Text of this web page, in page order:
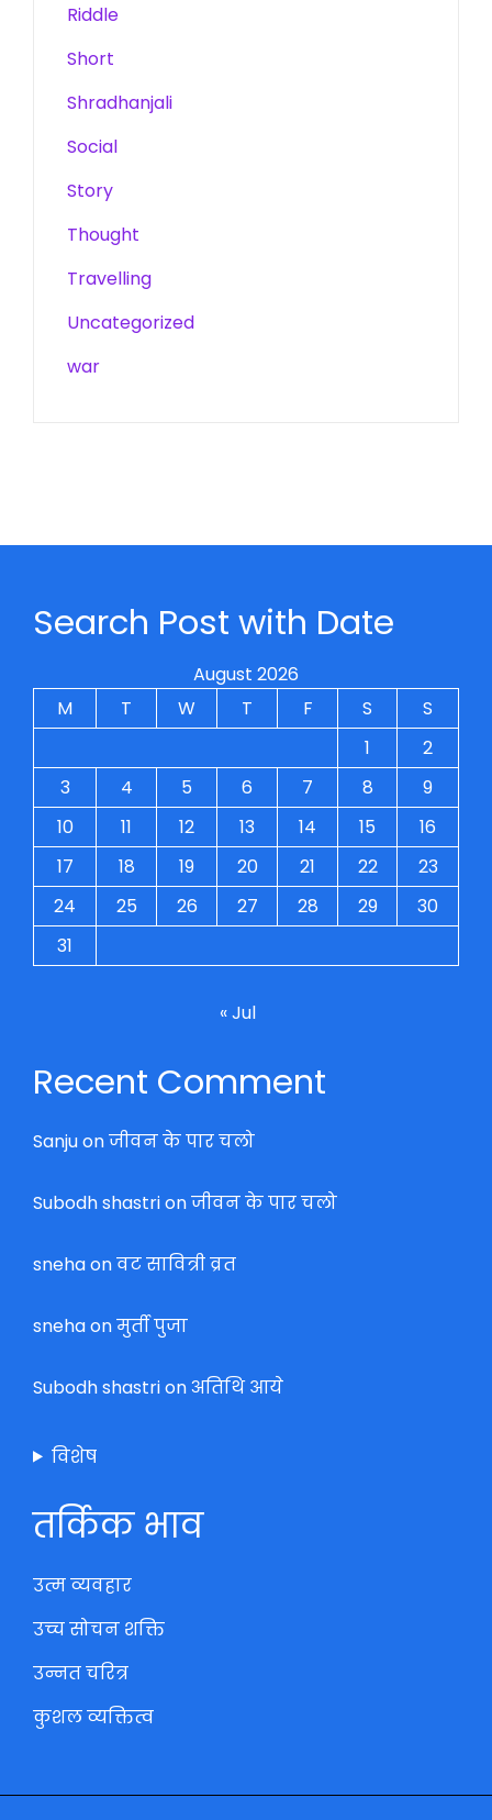
Riddle
Short
Shradhanjali
Social
Story
Thought
Travelling
Uncategorized
war
Search Post with Date
August 2026
M
T W T F S
S
1
2
3
4 5 6 7 8
9
10
11 12 13 14 15
16
17
18 19 20 21 22
23
24
25 26 27 28 29
30
31
« Jul
Recent Comment
Sanjuonजीवन के पार चलो
Subodh shastrionजीवन के पार चलो
snehaonवट सावित्री व्रत
snehaonमुर्ती पुजा
Subodh shastrionअतिथि आये
विशेष
तर्किक भाव
उत्म व्यवहार
उच्च सोचन शक्ति
उन्नत चरित्र
कुशल व्यक्तित्व